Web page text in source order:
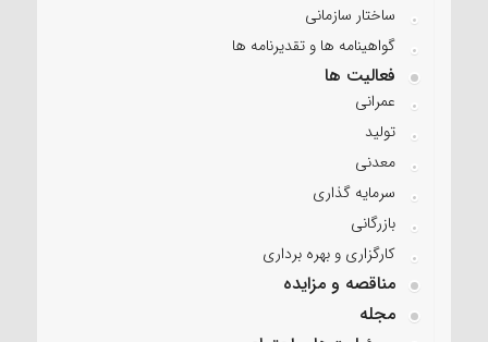
ساختار سازمانی
گواهینامه ها و تقدیرنامه ها
فعالیت ها
عمرانی
تولید
معدنی
سرمایه گذاری
بازرگانی
کارگزاری و بهره برداری
مناقصه و مزایده
مجله